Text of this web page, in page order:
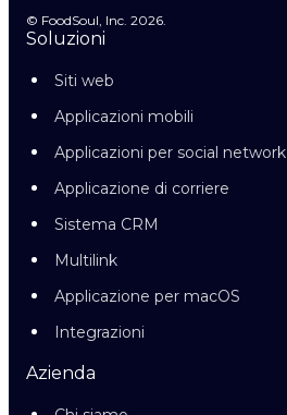
© FoodSoul, Inc. 2026.
Soluzioni
Siti web
Applicazioni mobili
Applicazioni per social network
Applicazione di corriere
Sistema CRM
Multilink
Applicazione per macOS
Integrazioni
Azienda